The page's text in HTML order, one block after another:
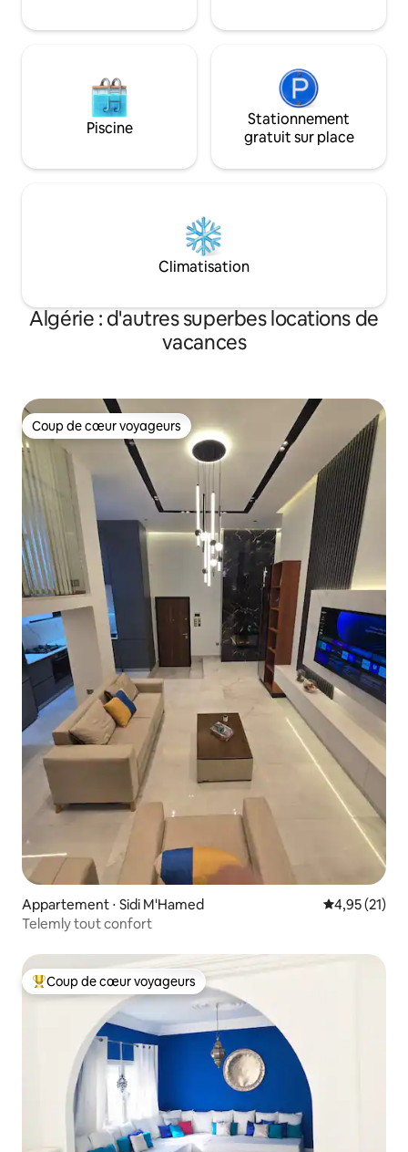
Piscine
Stationnement
gratuit sur place
Climatisation
Algérie : d'autres superbes locations de
vacances
Coup de cœur voyageurs
Coup de cœur voyageurs
Appartement ⋅ Sidi M'Hamed Évaluation
4,95 (21)
Telemly tout confort
Coups de cœur voyageurs les plus appréciés
Coup de cœur voyageurs